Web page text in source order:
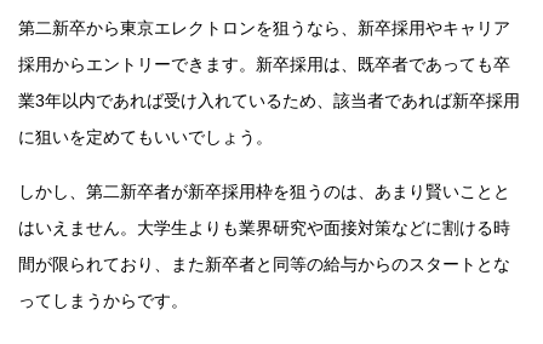
第二新卒から東京エレクトロンを狙うなら、新卒採用やキャリア
採用からエントリーできます。新卒採用は、既卒者であっても卒
業3年以内であれば受け入れているため、該当者であれば新卒採用
に狙いを定めてもいいでしょう。
しかし、第二新卒者が新卒採用枠を狙うのは、あまり賢いことと
はいえません。大学生よりも業界研究や面接対策などに割ける時
間が限られており、また新卒者と同等の給与からのスタートとな
ってしまうからです。